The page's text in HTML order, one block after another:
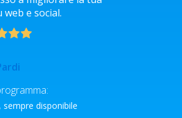
e social.
sempre disponibile